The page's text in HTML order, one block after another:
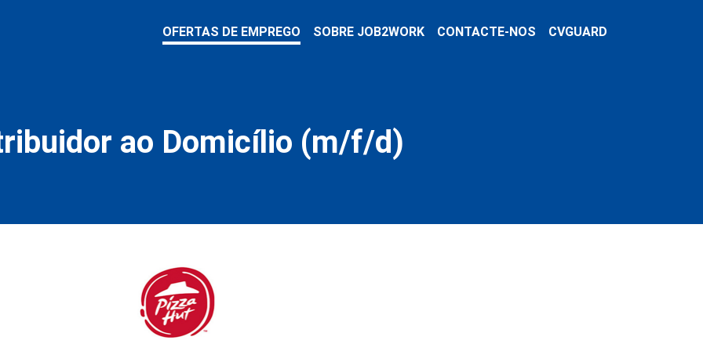
OFERTAS DE EMPREGO SOBRE JOB2WORK CONTACTE-NOS CVGUARD
ao Domicílio (m/f/d)